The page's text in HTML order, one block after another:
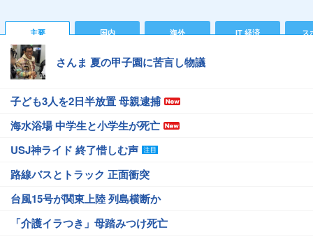
主要 国内 海外 IT 経済 ス
さんま 夏の甲子園に苦言し物議
子ども3人を2日半放置 母親逮捕
海水浴場 中学生と小学生が死亡
USJ神ライド 終了惜しむ声
路線バスとトラック 正面衝突
台風15号が関東上陸 列島横断か
「介護イラつき」母踏みつけ死亡